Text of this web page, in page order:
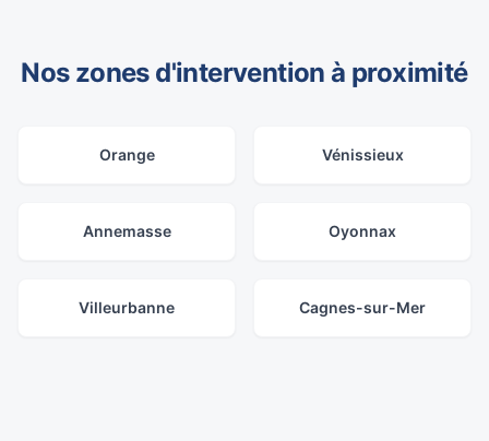
Nos zones d'intervention à proximité
Orange Vénissieux
Annemasse Oyonnax
Villeurbanne Cagnes-sur-Mer